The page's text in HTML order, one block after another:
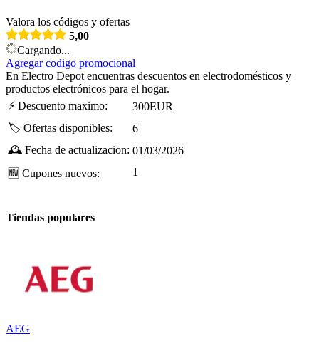
Valora los códigos y ofertas
5,00
Cargando...
Agregar codigo promocional
En Electro Depot encuentras descuentos en electrodomésticos y
productos electrónicos para el hogar.
⚡ Descuento maximo:
300EUR
🏷️ Ofertas disponibles:
6
🕰️ Fecha de actualizacion: 01/03/2026
🆕 Cupones nuevos: 1
Tiendas populares
AEG